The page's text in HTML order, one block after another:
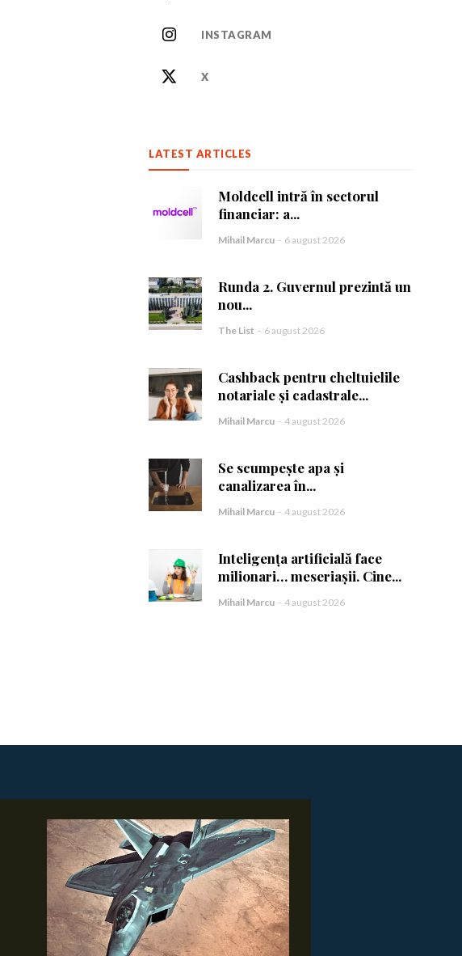
a ideilor care inspiră.
a ideilor care inspiră.
INSTAGRAM
X
LATEST ARTICLES
Moldcell intră în sectorul
financiar: a...
Mihail Marcu - 6 august 2026
Runda 2. Guvernul prezintă un
nou...
The List - 6 august 2026
Cashback pentru cheltuielile
notariale și cadastrale...
Mihail Marcu - 4 august 2026
Se scumpește apa și
canalizarea în...
Mihail Marcu - 4 august 2026
Inteligența artificială face
milionari… meseriașii. Cine...
Mihail Marcu - 4 august 2026